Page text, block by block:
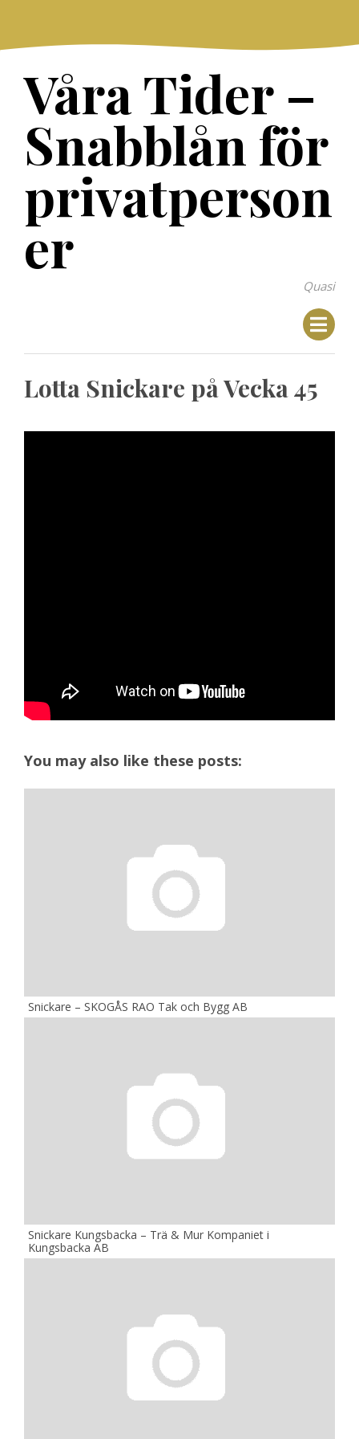
content
Våra Tider –
Snabblån för
privatperson
er
Quasi
Lotta Snickare på Vecka 45
You may also like these posts:
Snickare – SKOGÅS RAO Tak och Bygg AB
Snickare Kungsbacka – Trä & Mur Kompaniet i
Kungsbacka AB